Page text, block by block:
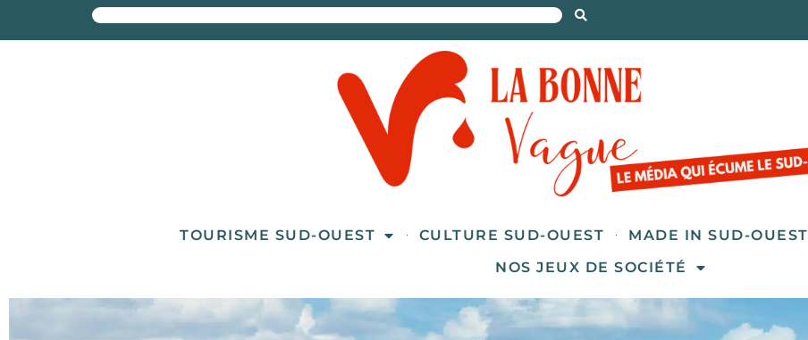
TOURISME SUD-OUEST CULTURE SUD-OUEST MADE IN SUD-OUEST
NOS JEUX DE SOCIÉTÉ